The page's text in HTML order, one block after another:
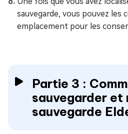
sauvegarde, vous pouvez les
emplacement pour les
Partie 3 :
sauvegarder et
sauvegarde